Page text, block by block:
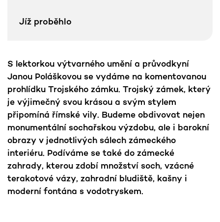
S lektorkou výtvarného umění a průvodkyní
Janou Poláškovou se vydáme na komentovanou
prohlídku Trojského zámku. Trojský zámek, který
je výjimečný svou krásou a svým stylem
připomíná římské vily. Budeme obdivovat nejen
monumentální sochařskou výzdobu, ale i barokní
obrazy v jednotlivých sálech zámeckého
interiéru. Podíváme se také do zámecké
zahrady, kterou zdobí množství soch, vzácné
terakotové vázy, zahradní bludiště, kašny i
moderní fontána s vodotryskem.
Jíž proběhlo